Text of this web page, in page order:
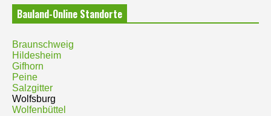
Bauland-Online Standorte
Braunschweig
Hildesheim
Gifhorn
Peine
Salzgitter
Wolfsburg
Wolfenbüttel